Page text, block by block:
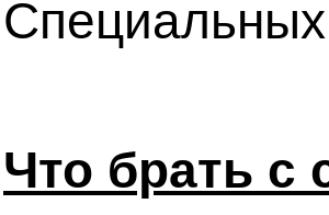
Что брать с